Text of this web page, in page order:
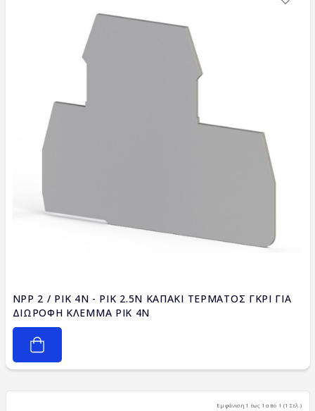
NPP 2 / PIK 4N - PIK 2.5N ΚΑΠΑΚΙ ΤΕΡΜΑΤΟΣ ΓΚΡΙ ΓΙΑ
ΔΙΩΡΟΦΗ ΚΛΕΜΜΑ PIK 4N
Εμφάνιση 1 έως 1 από 1 (1 Σελ.)